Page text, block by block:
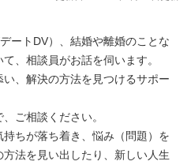
ートDV）、結婚や離婚のことな
、相談員がお話を伺います。
、解決の方法を見つけるサポー
ご相談ください。
ちが落ち着き、悩み（問題）を
法を見い出したり、新しい人生